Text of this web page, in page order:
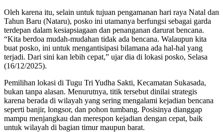
Oleh karena itu, selain untuk tujuan pengamanan hari raya Natal dan
Tahun Baru (Nataru), posko ini utamanya berfungsi sebagai garda
terdepan dalam kesiapsiagaan dan penanganan darurat bencana.
“Kita berdoa mudah-mudahan tidak ada bencana. Walaupun kita
buat posko, ini untuk mengantisipasi bilamana ada hal-hal yang
terjadi. Dari sini kan lebih cepat,” ujar dia di lokasi posko, Selasa
(16/12/2025).
Pemilihan lokasi di Tugu Tri Yudha Sakti, Kecamatan Sukasada,
bukan tanpa alasan. Menurutnya, titik tersebut dinilai strategis
karena berada di wilayah yang sering mengalami kejadian bencana
seperti banjir, longsor, dan pohon tumbang. Posisinya dianggap
mampu menjangkau dan merespon kejadian dengan cepat, baik
untuk wilayah di bagian timur maupun barat.